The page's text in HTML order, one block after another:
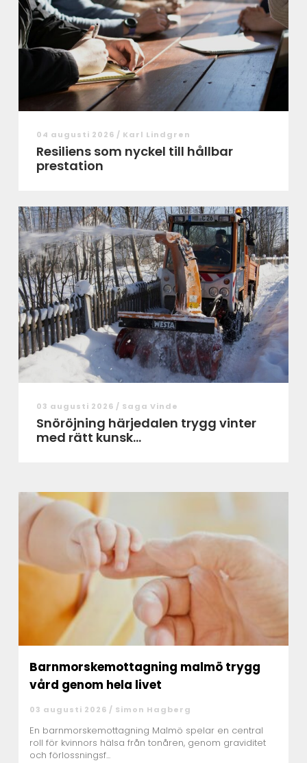
04 augusti 2026 / Karl Lindgren
Resiliens som nyckel till hållbar
prestation
03 augusti 2026 / Saga Vinde
Snöröjning härjedalen trygg vinter
med rätt kunsk...
Barnmorskemottagning malmö trygg
vård genom hela livet
03 augusti 2026 / Simon Hagberg
En barnmorskemottagning Malmö spelar en central
roll för kvinnors hälsa från tonåren, genom graviditet
och förlossningsf...